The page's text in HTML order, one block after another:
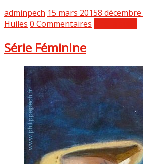
adminpech 15 mars 20158 décembre
Huiles 0 Commentaires
Série Féminine